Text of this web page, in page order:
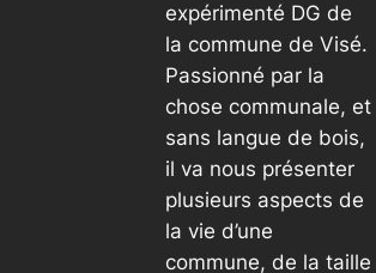
expérimenté DG de
la commune de Visé.
Passionné par la
chose communale, et
sans langue de bois,
il va nous présenter
plusieurs aspects de
la vie d’une
commune, de la taille